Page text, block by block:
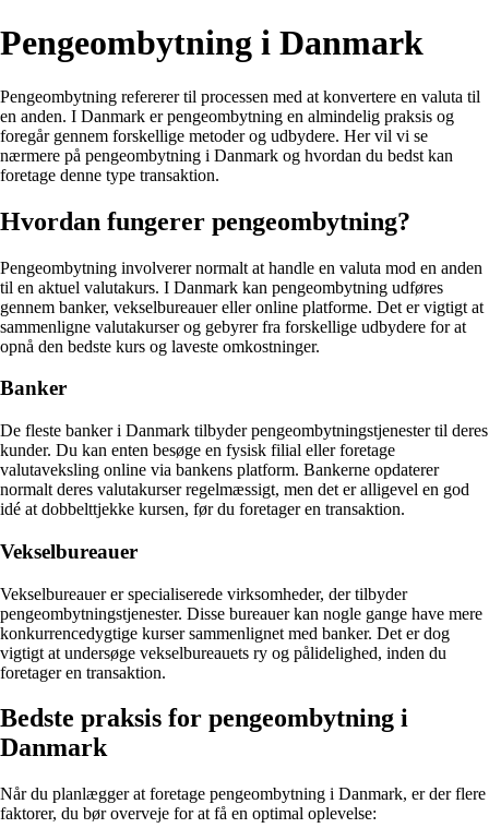
Pengeombytning i Danmark
Pengeombytning refererer til processen med at konvertere en valuta til
en anden. I Danmark er pengeombytning en almindelig praksis og
foregår gennem forskellige metoder og udbydere. Her vil vi se
nærmere på pengeombytning i Danmark og hvordan du bedst kan
foretage denne type transaktion.
Hvordan fungerer pengeombytning?
Pengeombytning involverer normalt at handle en valuta mod en anden
til en aktuel valutakurs. I Danmark kan pengeombytning udføres
gennem banker, vekselbureauer eller online platforme. Det er vigtigt at
sammenligne valutakurser og gebyrer fra forskellige udbydere for at
opnå den bedste kurs og laveste omkostninger.
Banker
De fleste banker i Danmark tilbyder pengeombytningstjenester til deres
kunder. Du kan enten besøge en fysisk filial eller foretage
valutaveksling online via bankens platform. Bankerne opdaterer
normalt deres valutakurser regelmæssigt, men det er alligevel en god
idé at dobbelttjekke kursen, før du foretager en transaktion.
Vekselbureauer
Vekselbureauer er specialiserede virksomheder, der tilbyder
pengeombytningstjenester. Disse bureauer kan nogle gange have mere
konkurrencedygtige kurser sammenlignet med banker. Det er dog
vigtigt at undersøge vekselbureauets ry og pålidelighed, inden du
foretager en transaktion.
Bedste praksis for pengeombytning i
Danmark
Når du planlægger at foretage pengeombytning i Danmark, er der flere
faktorer, du bør overveje for at få en optimal oplevelse: